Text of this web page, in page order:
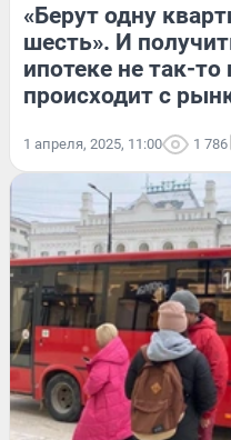
«Берут одну
шесть». И
ипотеке не так-то
происходит с
1 апреля, 2025, 11:00 1 786